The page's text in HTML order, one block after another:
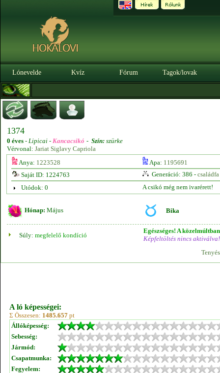
Lónevelde Kvíz Fórum Tagok/lovak
1374
0 éves - Lipicai - Kancacsikó - Szín: szürke
Vérvonal: Jariat Siglavy Capriola
Anya: 1223528 Apa: 1195691
Saját ID: 1224763
Generáció: 386 - családfa
Utódok: 0
A csikó még nem ivarérett!
Hónap: Május Bika
Súly: megfelelő kondíció
Egészséges! A
Képfeltöltés nincs aktiválva!
A ló képességei:
Σ Összesen: 1485.657 pt
Állóképesség:
Sebesség:
Jármód:
Csapatmunka:
Fegyelem: